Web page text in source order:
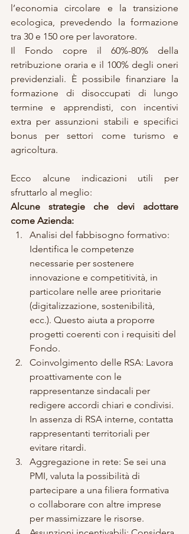
l’economia circolare e la transizione
ecologica, prevedendo la formazione
tra 30 e 150 ore per lavoratore.
Il Fondo copre il 60%-80% della
retribuzione oraria e il 100% degli oneri
previdenziali. È possibile finanziare la
formazione di disoccupati di lungo
termine e apprendisti, con incentivi
extra per assunzioni stabili e specifici
bonus per settori come turismo e
agricoltura.
Ecco alcune indicazioni utili per
sfruttarlo al meglio:
Alcune strategie che devi adottare
come Azienda:
Analisi del fabbisogno formativo:
Identifica le competenze
necessarie per sostenere
innovazione e competitività, in
particolare nelle aree prioritarie
(digitalizzazione, sostenibilità,
ecc.). Questo aiuta a proporre
progetti coerenti con i requisiti del
Fondo.
Coinvolgimento delle RSA: Lavora
proattivamente con le
rappresentanze sindacali per
redigere accordi chiari e condivisi.
In assenza di RSA interne, contatta
rappresentanti territoriali per
evitare ritardi.
Aggregazione in rete: Se sei una
PMI, valuta la possibilità di
partecipare a una filiera formativa
o collaborare con altre imprese
per massimizzare le risorse.